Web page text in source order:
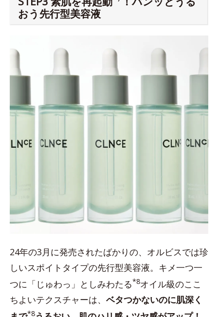
おう先行型美容液
24年の3月に発売されたばかりの、オルビスでは珍
しいスポイトタイプの先行型美容液。キメ一つ一
つに「じゅわっ」としみわたる*8オイル級のここ
ちよいテクスチャーは、 ベタつかないのに肌深く
*8